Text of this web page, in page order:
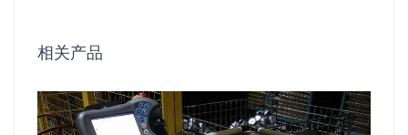
相关产品